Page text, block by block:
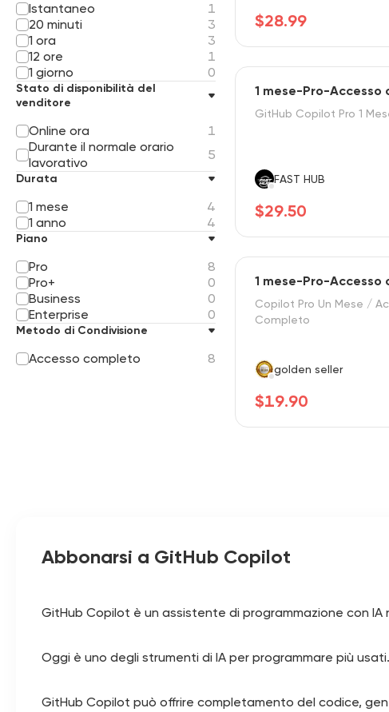
Istantaneo
1
20 minuti
3
1 ora
3
12 ore
1
1 giorno
0
Stato di disponibilità del
venditore
Online ora
1
Durante il normale orario
lavorativo
5
Durata
1 mese
4
1 anno
4
Piano
Pro
8
Pro+
0
Business
0
Enterprise
0
Metodo di Condivisione
Accesso completo 8
$28.99
1 mese-Pro-Accesso
GitHub Copilot Pro 1
FAST HUB
$29.50
1 mese-Pro-Accesso
Copilot Pro Un Mese /
Completo
golden seller
$19.90
Abbonarsi a GitHub Copilot
GitHub Copilot è un assistente di programmazione con
Oggi è uno degli strumenti di IA per programmare più
GitHub Copilot può offrire completamento del codice,